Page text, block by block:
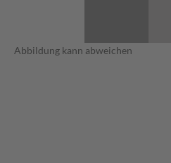
Abbildung kann abweichen